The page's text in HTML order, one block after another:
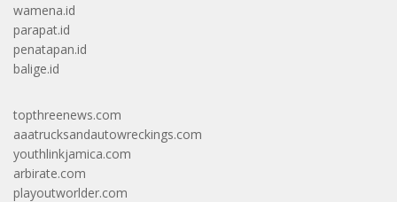
wamena.id
parapat.id
penatapan.id
balige.id
topthreenews.com
aaatrucksandautowreckings.com
youthlinkjamica.com
arbirate.com
playoutworlder.com